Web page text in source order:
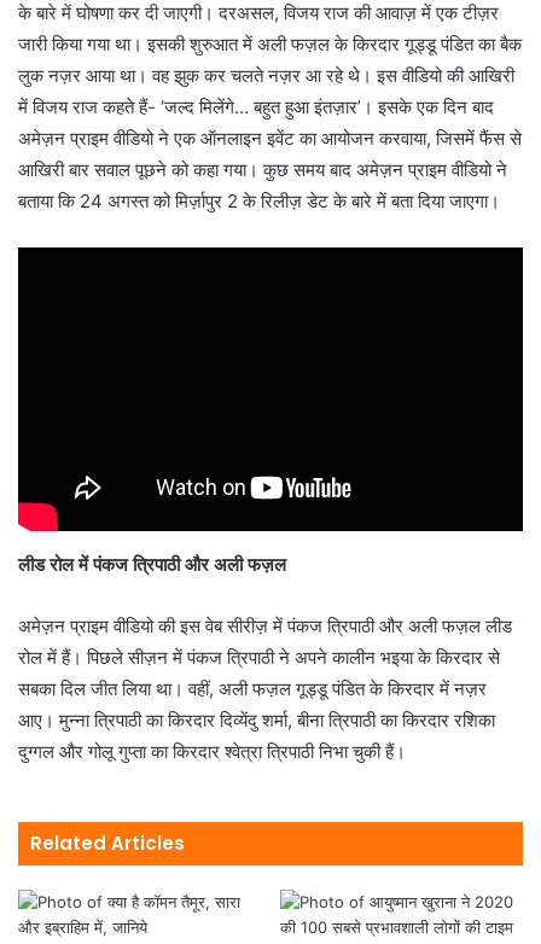
के बारे में घोषणा कर दी जाएगी। दरअसल, विजय राज की आवाज़ में एक टीज़र
जारी किया गया था। इसकी शुरुआत में अली फज़ल के किरदार गूड्डू पंडित का बैक
लुक नज़र आया था। वह झुक कर चलते नज़र आ रहे थे। इस वीडियो की आखिरी
में विजय राज कहते हैं- ‘जल्द मिलेंगे… बहुत हुआ इंतज़ार’। इसके एक दिन बाद
अमेज़न प्राइम वीडियो ने एक ऑनलाइन इवेंट का आयोजन करवाया, जिसमें फैंस से
आखिरी बार सवाल पूछने को कहा गया। कुछ समय बाद अमेज़न प्राइम वीडियो ने
बताया कि 24 अगस्त को मिर्ज़ापुर 2 के रिलीज़ डेट के बारे में बता दिया जाएगा।
लीड रोल में पंकज त्रिपाठी और अली फज़ल
अमेज़न प्राइम वीडियो की इस वेब सीरीज़ में पंकज त्रिपाठी और अली फज़ल लीड
रोल में हैं। पिछले सीज़न में पंकज त्रिपाठी ने अपने कालीन भइया के किरदार से
सबका दिल जीत लिया था। वहीं, अली फज़ल गूड्डू पंडित के किरदार में नज़र
आए। मुन्ना त्रिपाठी का किरदार दिव्येंदु शर्मा, बीना त्रिपाठी का किरदार रशिका
दुग्गल और गोलू गुप्ता का किरदार श्वेत्रा त्रिपाठी निभा चुकी हैं।
Related Articles